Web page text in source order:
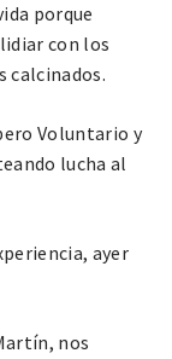
porque
con los
calcinados.
Voluntario y
lucha al
ayer
nos